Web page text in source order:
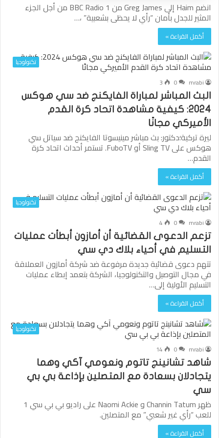
انضم Haim إلى Greg James من BBC Radio 1 من أجل الجزء
المثير للجدل بأمان “رأي لا يحظى بشعبية” ،…
أكمل القراءة »
تكنولوجيا
mrabi
0
3
البث المباشر لمباراة الفايكنج ضد سي هوكس
2024: كيفية مشاهدة اتحاد كرة القدم
الأميركي مجانًا
ليرة تركية؛دكتور: بث مباشر مينيسوتا الفايكنج ضد سياتل سي
هوكس على Sling TV أو FuboTV. تستمر أحداث اتحاد كرة
القدم…
أكمل القراءة »
تكنولوجيا
mrabi
0
4
تزعم الدعوى القضائية أن أمازون أبطأت عمليات
التسليم في أحياء بلاك دي سي
تتهم دعوى قضائية جديدة مرفوعة ضد شركة أمازون العملاقة
في مجال التوصيل والتكنولوجيا، الشركة بتعمد إبطاء عمليات
التسليم الأولية إلى…
أكمل القراءة »
تكنولوجيا
mrabi
0
14
شاهد تشانينج تاتوم ونعومي آكي وهما
يتجادلان بسعادة مع المتصلين بإذاعة بي بي
سي
ظهر Channin Tatum و Naomi Ackie على راديو بي بي سي 1
للعب “رأي غير شعبي” مع المتصلين.
أكمل القراءة »